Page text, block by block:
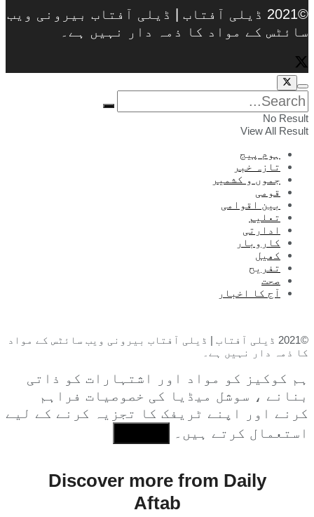
©2021 ڈیلی آفتاب | ڈیلی آفتاب بیرونی ویب
سائٹس کے مواد کا ذمہ دار نہیں ہے۔
No Result
View All Result
ہوم پیج
تازہ خبر
جموں و کشمیر
قومی
بین اقوامی
تعلیم
ادارتی
کاروبار
کھیل
تفریح
صحت
آج کا اخبار
©2021 ڈیلی آفتاب | ڈیلی آفتاب بیرونی ویب سائٹس کے مواد
کا ذمہ دار نہیں ہے۔
ہم کوکیز کو مواد اور اشتہارات کو ذاتی
بنانے ، سوشل میڈیا کی خصوصیات فراہم
کرنے اور اپنے ٹریفک کا تجزیہ کرنے کے لیے
استعمال کرتے ہیں۔
Discover more from Daily
Aftab